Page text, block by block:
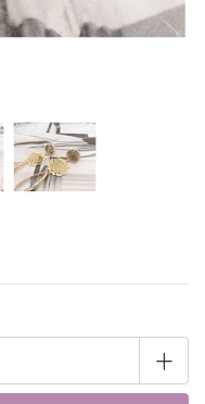
+